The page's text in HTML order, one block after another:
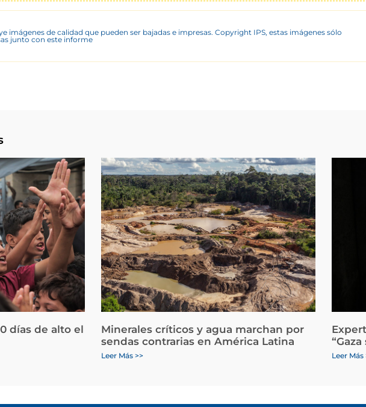
imágenes de calidad que pueden ser bajadas e impresas. Copyright IPS, estas imágenes sólo
junto con este informe
días de alto el
Minerales críticos y agua marchan por
sendas contrarias en América Latina
Leer Más >> Leer Más